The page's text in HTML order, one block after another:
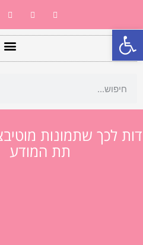
פתח סרגל נגישות
לכך שתמונות
תת המודע